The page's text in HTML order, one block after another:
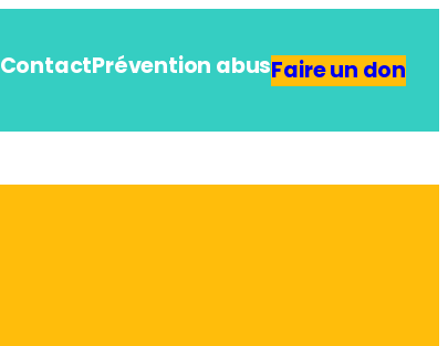
ContactPrévention abusFaire un don